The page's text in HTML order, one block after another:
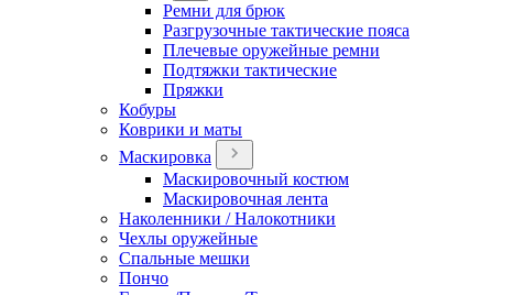
Ремни для брюк
Разгрузочные тактические пояса
Плечевые оружейные ремни
Подтяжки тактические
Пряжки
Кобуры
Коврики и маты
Маскировка
Маскировочный костюм
Маскировочная лента
Наколенники / Налокотники
Чехлы оружейные
Спальные мешки
Пончо